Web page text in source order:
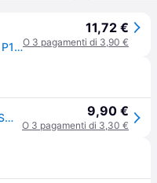
Presa intelligente TP-Link Tapo P100 Wi-Fi/Bluetooth Max 2300 W Bianca Indoor
11,72 €
O 3 pagamenti di 3,90 €
Tapo P100 Presa Intelligente WiFi Smart Plug, Compatibile con Alexa e Google Home, Programmazione, Controllo Remoto tramite APP, 10A, 2300W 9,90 €
O 3 pagamenti di 3,30 €